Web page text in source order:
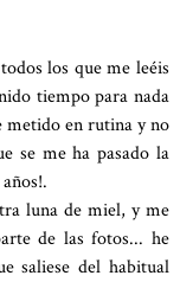
los que me leéis
tiempo para nada
metido en rutina y no
se me ha pasado la
luna de miel, y me
de las fotos... he
saliese del habitual